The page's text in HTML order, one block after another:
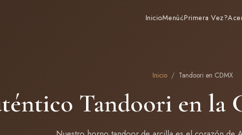
InicioMenú¿Primera Vez?
Inicio / Tandoori en CDMX
Tandoori en la